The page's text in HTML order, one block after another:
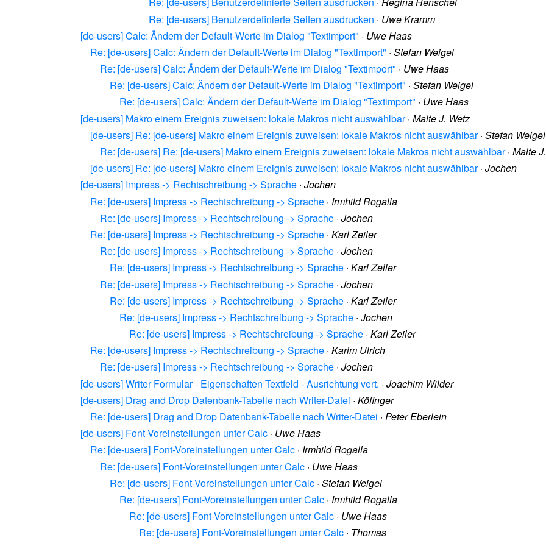
Re: [de-users] Benutzerdefinierte Seiten ausdrucken · Uwe Kramm
[de-users] Calc: Ändern der Default-Werte im Dialog "Textimport" · Uwe Haas
Re: [de-users] Calc: Ändern der Default-Werte im Dialog "Textimport" · Stefan Weigel
Re: [de-users] Calc: Ändern der Default-Werte im Dialog "Textimport" · Uwe Haas
Re: [de-users] Calc: Ändern der Default-Werte im Dialog "Textimport" · Stefan Weigel
Re: [de-users] Calc: Ändern der Default-Werte im Dialog "Textimport" · Uwe Haas
[de-users] Makro einem Ereignis zuweisen: lokale Makros nicht auswählbar· Malte J. Wetz
[de-users] Re: [de-users] Makro einem Ereignis zuweisen: lokale Makros nicht auswählbar· Stefan Weigel
Re: [de-users] Re: [de-users] Makro einem Ereignis zuweisen: lokale Makros nicht auswählbar· Malte
[de-users] Re: [de-users] Makro einem Ereignis zuweisen: lokale Makros nicht auswählbar· Jochen
[de-users] Impress -> Rechtschreibung -> Sprache · Jochen
Re: [de-users] Impress -> Rechtschreibung -> Sprache · Irmhild Rogalla
Re: [de-users] Impress -> Rechtschreibung -> Sprache · Jochen
Re: [de-users] Impress -> Rechtschreibung -> Sprache · Karl Zeiler
Re: [de-users] Impress -> Rechtschreibung -> Sprache · Jochen
Re: [de-users] Impress -> Rechtschreibung -> Sprache · Karl Zeiler
Re: [de-users] Impress -> Rechtschreibung -> Sprache · Jochen
Re: [de-users] Impress -> Rechtschreibung -> Sprache · Karl Zeiler
Re: [de-users] Impress -> Rechtschreibung -> Sprache · Jochen
Re: [de-users] Impress -> Rechtschreibung -> Sprache · Karl Zeiler
Re: [de-users] Impress -> Rechtschreibung -> Sprache · Karim Ulrich
Re: [de-users] Impress -> Rechtschreibung -> Sprache · Jochen
[de-users] Writer Formular - Eigenschaften Textfeld - Ausrichtung vert. · Joachim Wilder
[de-users] Drag and Drop Datenbank-Tabelle nach Writer-Datei · Köfinger
Re: [de-users] Drag and Drop Datenbank-Tabelle nach Writer-Datei · Peter Eberlein
[de-users] Font-Voreinstellungen unter Calc · Uwe Haas
Re: [de-users] Font-Voreinstellungen unter Calc · Irmhild Rogalla
Re: [de-users] Font-Voreinstellungen unter Calc · Uwe Haas
Re: [de-users] Font-Voreinstellungen unter Calc · Stefan Weigel
Re: [de-users] Font-Voreinstellungen unter Calc · Irmhild Rogalla
Re: [de-users] Font-Voreinstellungen unter Calc · Uwe Haas
Re: [de-users] Font-Voreinstellungen unter Calc · Thomas